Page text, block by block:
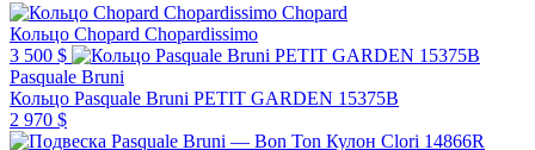
Chopard
Кольцо Chopard Chopardissimo
3 500 $
Pasquale Bruni
Кольцо Pasquale Bruni PETIT GARDEN 15375B
2 970 $